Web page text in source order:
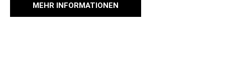
MEHR INFORMATIONEN